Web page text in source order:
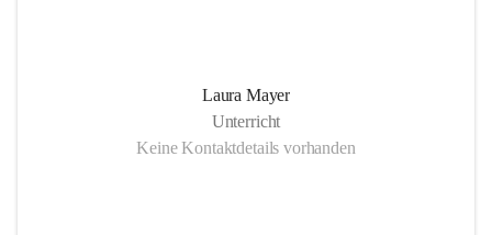
Laura Mayer
Unterricht
Keine Kontaktdetails vorhanden